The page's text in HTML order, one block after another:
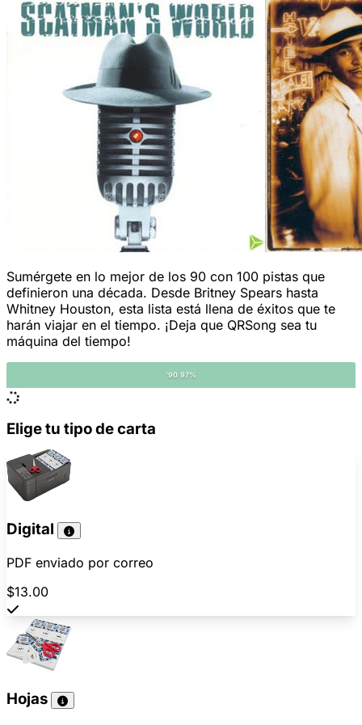
Sumérgete en lo mejor de los 90 con 100 pistas que
definieron una década. Desde Britney Spears hasta
Whitney Houston, esta lista está llena de éxitos que te
harán viajar en el tiempo. ¡Deja que QRSong sea tu
máquina del tiempo!
'90 97%
Elige tu tipo de carta
Digital
PDF enviado por correo
$13.00
Hojas